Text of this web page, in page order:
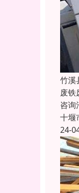
竹溪
废铁
咨
十堰
24-